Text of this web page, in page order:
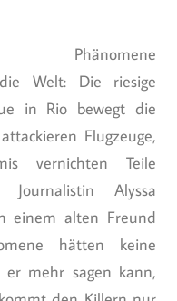
Phänomene
Welt: Die riesige
in Rio bewegt die
Flugzeuge,
vernichten Teile
Alyssa
einem alten Freund
hätten keine
er mehr sagen kann,